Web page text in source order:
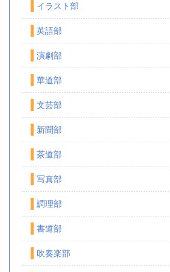
イラスト部
英語部
演劇部
華道部
文芸部
新聞部
茶道部
写真部
調理部
書道部
吹奏楽部